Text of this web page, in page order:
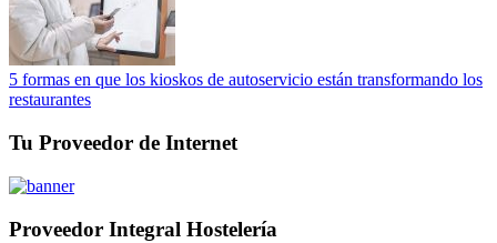
5 formas en que los kioskos de autoservicio están transformando los
restaurantes
Tu Proveedor de Internet
Proveedor Integral Hostelería